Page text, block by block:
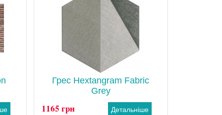
Грес Hextangram Fabric
Grey
1165 грн Детальніше